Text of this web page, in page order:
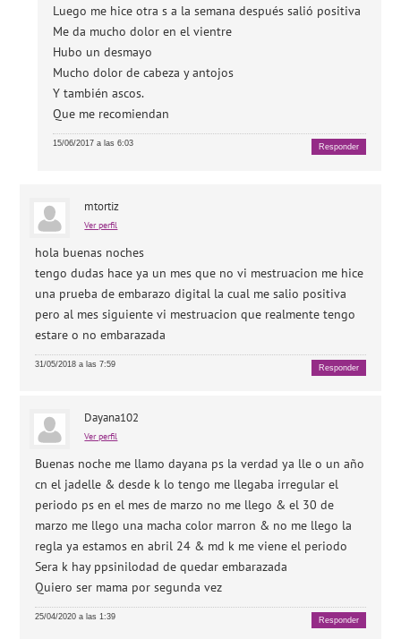
Luego me hice otra s a la semana después salió positiva
Me da mucho dolor en el vientre
Hubo un desmayo
Mucho dolor de cabeza y antojos
Y también ascos.
Que me recomiendan
15/06/2017 a las 6:03 Responder
mtortiz
Ver perfil
hola buenas noches
tengo dudas hace ya un mes que no vi mestruacion me hice
una prueba de embarazo digital la cual me salio positiva
pero al mes siguiente vi mestruacion que realmente tengo
estare o no embarazada
31/05/2018 a las 7:59 Responder
Dayana102
Ver perfil
Buenas noche me llamo dayana ps la verdad ya lle o un año
cn el jadelle & desde k lo tengo me llegaba irregular el
periodo ps en el mes de marzo no me llego & el 30 de
marzo me llego una macha color marron & no me llego la
regla ya estamos en abril 24 & md k me viene el periodo
Sera k hay ppsinilodad de quedar embarazada
Quiero ser mama por segunda vez
25/04/2020 a las 1:39 Responder